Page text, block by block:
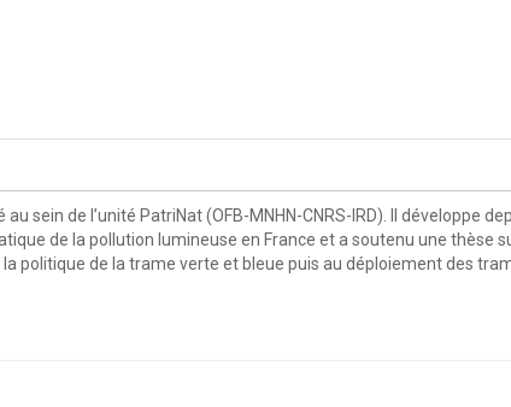
sein de l’unité PatriNat (OFB-MNHN-CNRS-IRD). Il développe
de la pollution lumineuse en France et a soutenu une thèse
politique de la trame verte et bleue puis au déploiement des